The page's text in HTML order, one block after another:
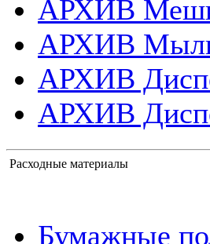
АРХИВ
АРХИВ
АРХИВ
АРХИВ
Расходные материалы
Бумажные